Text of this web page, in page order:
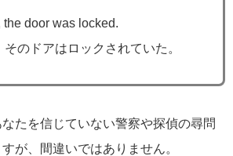
door was locked.
のドアはロックされていた。
たを信じていない警察や探偵の尋問
が、間違いではありません。